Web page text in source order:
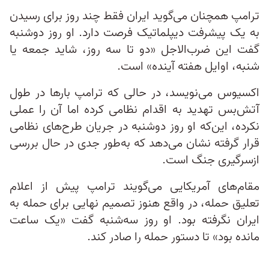
ترامپ همچنان می‌گوید ایران فقط چند روز برای رسیدن
به یک پیشرفت دیپلماتیک فرصت دارد. او روز دوشنبه
گفت این ضرب‌الاجل «دو تا سه روز، شاید جمعه یا
شنبه، اوایل هفته آینده» است.
اکسیوس می‌نویسد، در حالی که ترامپ بارها در طول
آتش‌بس تهدید به اقدام نظامی کرده اما آن را عملی
نکرده، این‌که او روز دوشنبه در جریان طرح‌های نظامی
قرار گرفته نشان می‌دهد که به‌طور جدی در حال بررسی
ازسرگیری جنگ است.
مقام‌های آمریکایی می‌گویند ترامپ پیش از اعلام
تعلیق حمله، در واقع هنوز تصمیم نهایی برای حمله به
ایران نگرفته بود. او روز سه‌شنبه گفت «یک ساعت
مانده بود» تا دستور حمله را صادر کند.